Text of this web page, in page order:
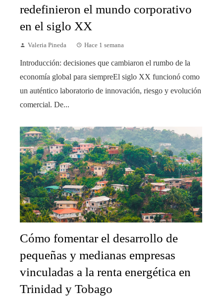
redefinieron el mundo corporativo
en el siglo XX
Valeria Pineda Hace 1 semana
Introducción: decisiones que cambiaron el rumbo de la
economía global para siempreEl siglo XX funcionó como
un auténtico laboratorio de innovación, riesgo y evolución
comercial. De...
Cómo fomentar el desarrollo de
pequeñas y medianas empresas
vinculadas a la renta energética en
Trinidad y Tobago